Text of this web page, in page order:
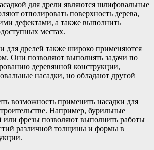
для дрели являются шлифовальные
отполировать поверхность дерева,
дефектами, а также выполнить
местах.
для дрелей также широко применяются
Они позволяют выполнять задачи по
деревянной конструкции,
насадки, но обладают другой
возможность применить насадки для
Например, бурильные
или фрезы позволяют выполнить работы
различной толщины и формы в